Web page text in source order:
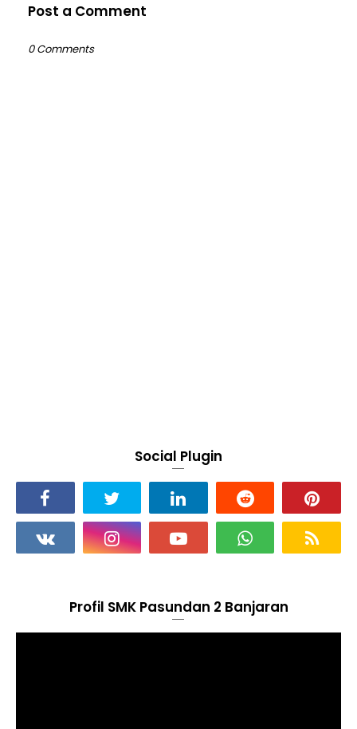
Post a Comment
0 Comments
Social Plugin
Profil SMK Pasundan 2 Banjaran